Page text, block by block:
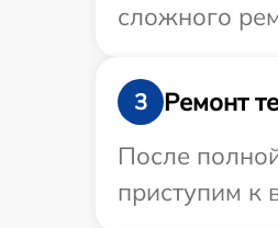
сложного
3
Ремонт
После
приступим к